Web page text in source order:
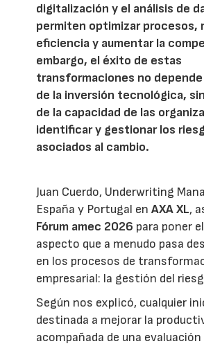
digitalización y el análisis de
permiten optimizar procesos,
eficiencia y aumentar la
embargo, el éxito de estas
transformaciones no
de la inversión tecnológica,
de la capacidad de las
identificar y gestionar los
asociados al cambio.
Juan Cuerdo, Underwriting
España y Portugal enAXA XL,
Fórum amec 2026 para poner
aspecto que a menudo pasa
en los procesos de
empresarial: la gestión del
Según nos explicó, cualquier
destinada a mejorar la
acompañada de una evaluación